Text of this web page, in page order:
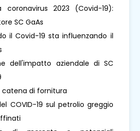
coronavirus 2023 (Covid-19):
SC GaAs
il Covid-19 sta influenzando il
dell'impatto aziendale di SC
catena di fornitura
COVID-19 sul petrolio greggio